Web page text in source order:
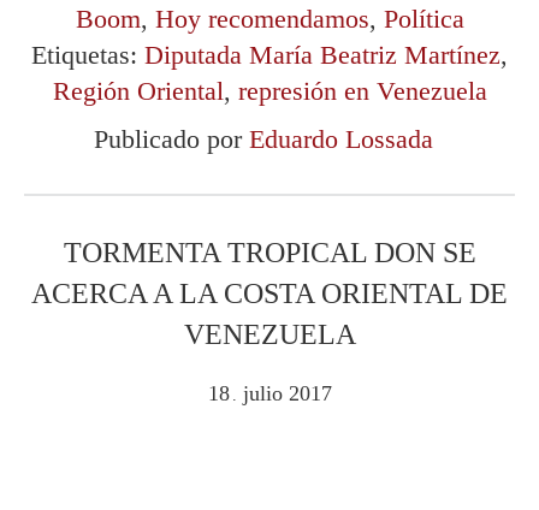
Boom, Hoy recomendamos, Política
Etiquetas: Diputada María Beatriz Martínez,
Región Oriental, represión en Venezuela
Publicado por Eduardo Lossada
TORMENTA TROPICAL DON SE
ACERCA A LA COSTA ORIENTAL DE
VENEZUELA
18 . julio 2017